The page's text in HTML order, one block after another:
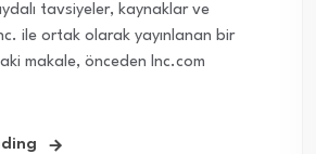
tavsiyeler, kaynaklar ve
ile ortak olarak yayınlanan bir
makale, önceden Inc.com